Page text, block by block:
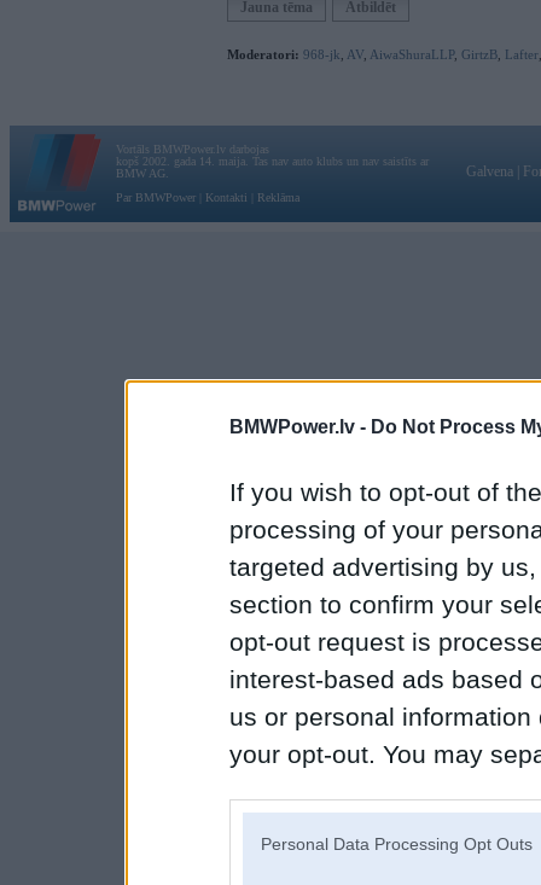
BMWPower.lv - Do Not Process
If you wish to opt-out of
processing of your
targeted advertising by
section to confirm your
opt-out request is
interest-based ads based
us or personal
your opt-out. You may
Personal Data Processing Opt Outs
Jauna tēma Atbildēt
Moderatori: 968-jk AV AiwaShuraLLP, GirtzB Lafter
Vortāls BMWPower.lv darbojas
kopš 2002. gada 14. maija. Tas nav auto klubs un nav saistīts ar
BMW AG.
Par BMWPower
Kontakti Reklāma
Galvena